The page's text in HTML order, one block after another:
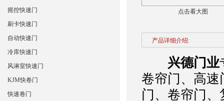
点击看大图
产品详细介绍:
兴德门业
卷帘门、高速
门、卷帘门
摇控快速门
刷卡快速门
自动快速门
冷库快速门
风淋室快速门
KJM快卷门
快速卷门